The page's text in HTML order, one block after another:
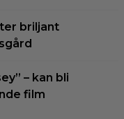
briljant
– kan bli
film